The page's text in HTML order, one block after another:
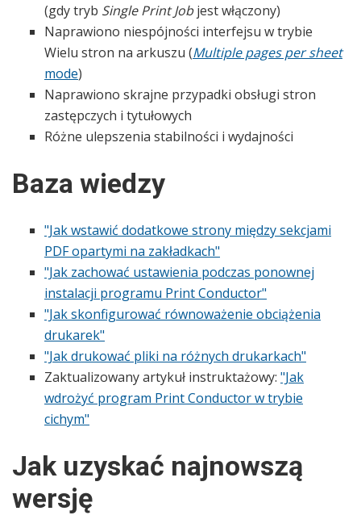
(gdy tryb Single Print Jobjest włączony)
Naprawiono niespójności interfejsu w trybie
Wielu stron na arkuszu (Multiple pages per sheet
mode)
Naprawiono skrajne przypadki obsługi stron
zastępczych i tytułowych
Różne ulepszenia stabilności i wydajności
Baza wiedzy
"Jak wstawić dodatkowe strony między sekcjami
PDF opartymi na zakładkach"
"Jak zachować ustawienia podczas ponownej
instalacji programu Print Conductor"
"Jak skonfigurować równoważenie obciążenia
drukarek"
"Jak drukować pliki na różnych drukarkach"
Zaktualizowany artykuł instruktażowy: "Jak
wdrożyć program Print Conductor w trybie
cichym"
Jak uzyskać najnowszą
wersję